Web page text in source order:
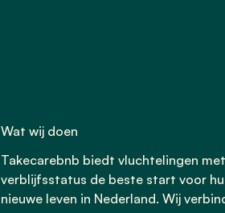
Wat wij doen
Takecarebnb biedt vluchtelingen
verblijfsstatus de beste start voor
nieuwe leven in Nederland. Wij